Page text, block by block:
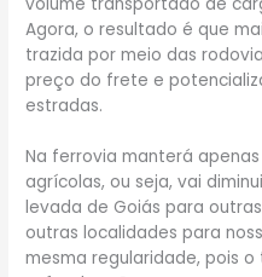
Agora, o resultado é que
trazida por meio das
preço do frete e
estradas.
Na ferrovia manterá
agrícolas, ou seja, vai
levada de Goiás para
outras localidades para
mesma regularidade, pois